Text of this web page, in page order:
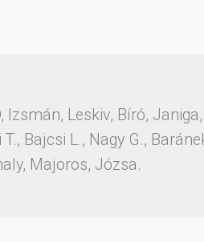
Leskiv, Bíró, Janiga,
Bajcsi L., Nagy G.,
Majoros, Józsa.